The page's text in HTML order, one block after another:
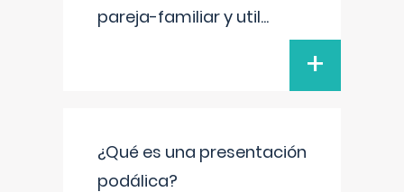
pareja-familiar y util...
+
¿Qué es una presentación
podálica?